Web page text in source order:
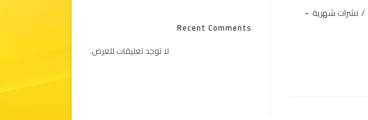
/ نشرات شهرية
Recent Comments
لا توجد تعليقات للعرض.